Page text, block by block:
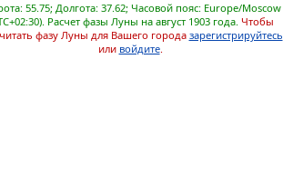
55.75; Долгота: 37.62; Часовой пояс: Europe/Moscow
Расчет фазы Луны на август 1903 года. Чтобы
фазу Луны для Вашего города зарегистрируйтесь
или войдите.